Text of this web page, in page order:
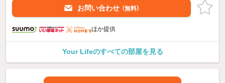
お問い合わせ （無料）
ほか提供
Your Lifeのすべての部屋を見る